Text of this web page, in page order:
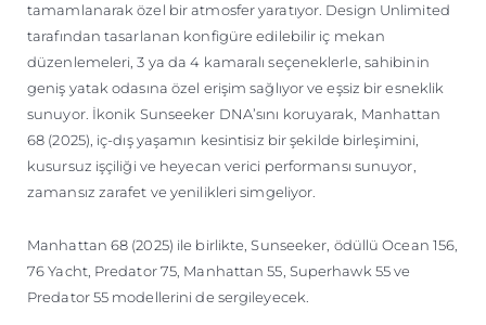
tamamlanarak özel bir atmosfer yaratıyor. Design Unlimited
tarafından tasarlanan konfigüre edilebilir iç mekan
düzenlemeleri, 3 ya da 4 kamaralı seçeneklerle, sahibinin
geniş yatak odasına özel erişim sağlıyor ve eşsiz bir esneklik
sunuyor. İkonik Sunseeker DNA’sını koruyarak, Manhattan
68 (2025), iç-dış yaşamın kesintisiz bir şekilde birleşimini,
kusursuz işçiliği ve heyecan verici performansı sunuyor,
zamansız zarafet ve yenilikleri simgeliyor.
Manhattan 68 (2025) ile birlikte, Sunseeker, ödüllü Ocean 156,
76 Yacht, Predator 75, Manhattan 55, Superhawk 55 ve
Predator 55 modellerini de sergileyecek.